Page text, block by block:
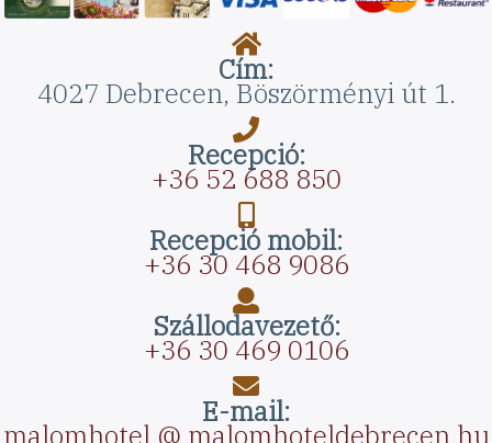
Cím:
4027 Debrecen, Böszörményi út 1.
Recepció:
+36 52 688 850
Recepció mobil:
+36 30 468 9086
Szállodavezető:
+36 30 469 0106
E-mail:
malomhotel @ malomhoteldebrecen.hu